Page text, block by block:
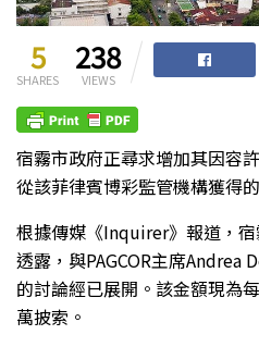
5
SHARES
238
VIEWS
宿霧市政府正尋求增加其因容
從該菲律賓博彩監管機構獲得
根據傳媒《Inquirer》報道，
透露，與PAGCOR主席Andrea
的討論經已展開。該金額現為
萬披索。